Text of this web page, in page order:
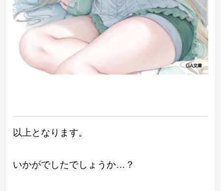
以上となります。
いかがでしたでしょうか…？